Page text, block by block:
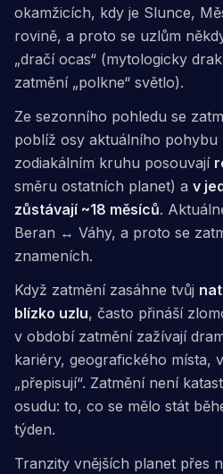
okamžicích, kdy je Slunce,
rovině, a proto se uzlům
„dračí ocas“ (mytologicky
zatmění „polkne“ světlo).
Ze sezonního pohledu se
poblíž osy aktuálního pohybu
zodiakálním kruhu posouvají
směru ostatních planet) a v
zůstávají ~18 měsíců.
Beran ↔ Váhy, a proto se
znameních.
Když zatmění zasáhne tvůj
blízko uzlu, často přináší
v období zatmění zažívají
kariéry, geografického místa,
„přepisují“. Zatmění není
osudu: to, co se mělo stát
týden.
Tranzity vnějších planet přes